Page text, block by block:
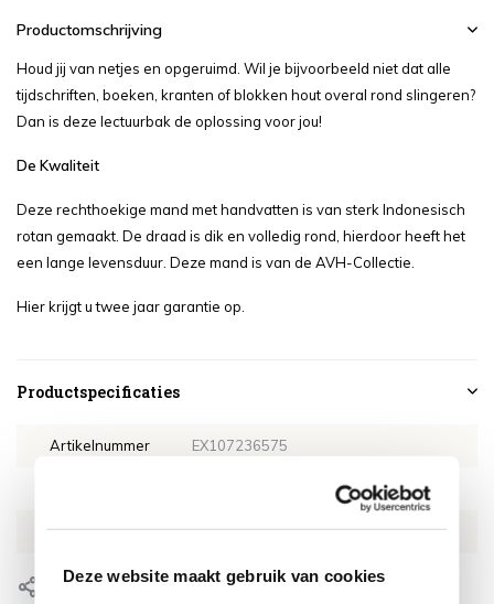
Deze website maakt gebruik van cookies
Productomschrijving
Houd jij van netjes en opgeruimd. Wil je bijvoorbeeld niet dat alle
tijdschriften, boeken, kranten of blokken hout overal rond slingeren?
Dan is deze lectuurbak de oplossing voor jou!
De Kwaliteit
Deze rechthoekige mand met handvatten is van sterk Indonesisch
rotan gemaakt. De draad is dik en volledig rond, hierdoor heeft het
een lange levensduur. Deze mand is van de AVH-Collectie.
Hier krijgt u twee jaar garantie op.
Productspecificaties
Artikelnummer EX107236575
EAN 0659424224884
Delen